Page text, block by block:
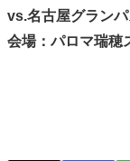
vs.名古屋グランパ
会場：パロマ瑞穂